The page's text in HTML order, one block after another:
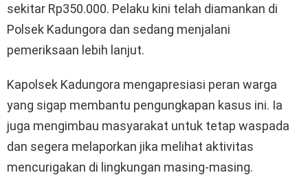
sekitar Rp350.000. Pelaku kini telah diamankan di
Polsek Kadungora dan sedang menjalani
pemeriksaan lebih lanjut.
Kapolsek Kadungora mengapresiasi peran warga
yang sigap membantu pengungkapan kasus ini. Ia
juga mengimbau masyarakat untuk tetap waspada
dan segera melaporkan jika melihat aktivitas
mencurigakan di lingkungan masing-masing.